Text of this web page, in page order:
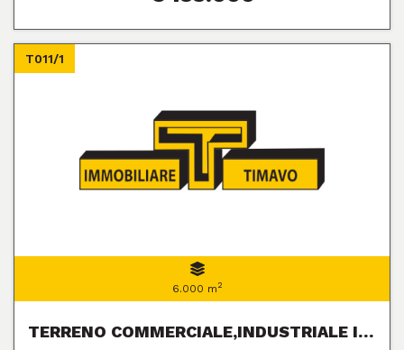
T011/1
6.000 m 2
TERRENO COMMERCIALE,INDUSTRIALE IN VENDITA